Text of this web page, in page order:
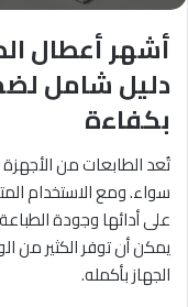
أشهر أعطال
دليل شامل
بكفاءة
تُعد الطابعات من
سواء. ومع الاستخدام
على أدائها وجودة
يمكن أن توفر الكثير من
الجهاز بأكمله.